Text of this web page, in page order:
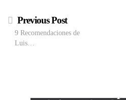
Previous Post
9 Recomendaciones de
Luis…